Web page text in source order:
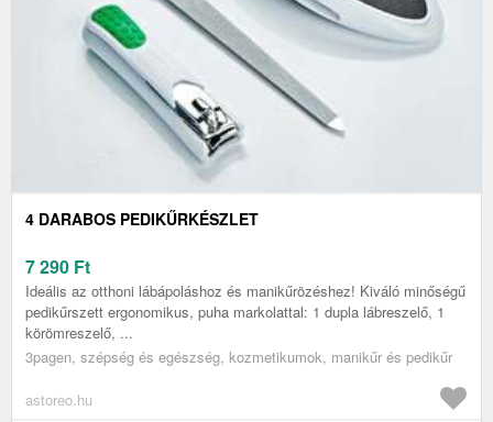
4 DARABOS PEDIKŰRKÉSZLET
7 290 Ft
Ideális az otthoni lábápoláshoz és manikűrözéshez! Kiváló minőségű
pedikűrszett ergonomikus, puha markolattal: 1 dupla lábreszelő, 1
körömreszelő, ...
3pagen, szépség és egészség, kozmetikumok, manikűr és pedikűr
astoreo.hu